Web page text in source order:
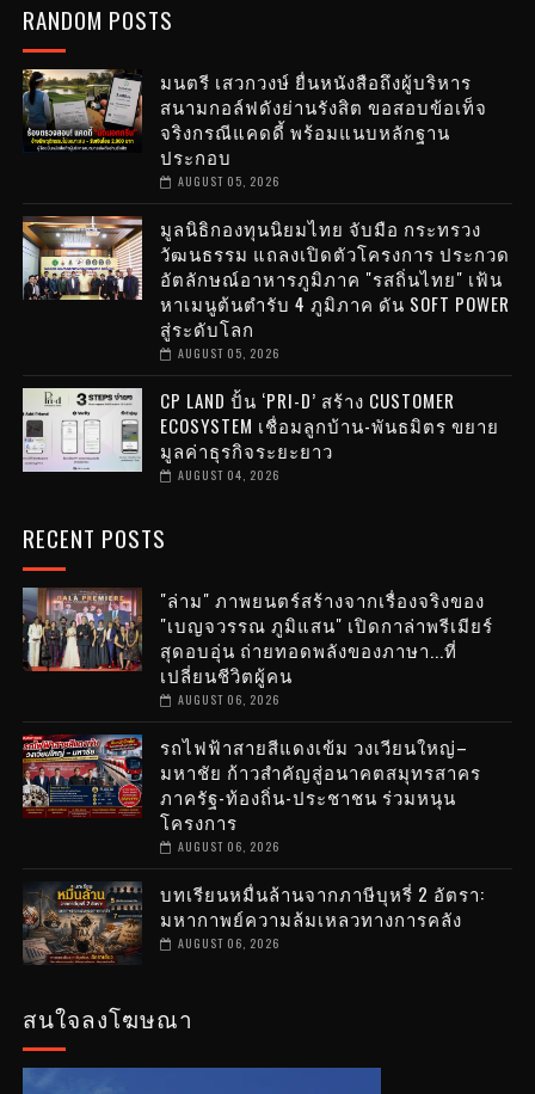
RANDOM POSTS
มนตรี เสวกวงษ์ ยื่นหนังสือถึงผู้บริหาร
สนามกอล์ฟดังย่านรังสิต ขอสอบข้อเท็จ
จริงกรณีแคดดี้ พร้อมแนบหลักฐาน
ประกอบ
AUGUST 05, 2026
มูลนิธิกองทุนนิยมไทย จับมือ กระทรวง
วัฒนธรรม แถลงเปิดตัวโครงการ ประกวด
อัตลักษณ์อาหารภูมิภาค "รสถิ่นไทย" เฟ้น
หาเมนูต้นตำรับ 4 ภูมิภาค ดัน SOFT POWER
สู่ระดับโลก
AUGUST 05, 2026
CP LAND ปั้น ‘PRI-D’ สร้าง CUSTOMER
ECOSYSTEM เชื่อมลูกบ้าน-พันธมิตร ขยาย
มูลค่าธุรกิจระยะยาว
AUGUST 04, 2026
RECENT POSTS
"ล่าม" ภาพยนตร์สร้างจากเรื่องจริงของ
"เบญจวรรณ ภูมิแสน" เปิดกาล่าพรีเมียร์
สุดอบอุ่น ถ่ายทอดพลังของภาษา...ที่
เปลี่ยนชีวิตผู้คน
AUGUST 06, 2026
รถไฟฟ้าสายสีแดงเข้ม วงเวียนใหญ่–
มหาชัย ก้าวสำคัญสู่อนาคตสมุทรสาคร
ภาครัฐ-ท้องถิ่น-ประชาชน ร่วมหนุน
โครงการ
AUGUST 06, 2026
บทเรียนหมื่นล้านจากภาษีบุหรี่ 2 อัตรา:
มหากาพย์ความล้มเหลวทางการคลัง
AUGUST 06, 2026
สนใจลงโฆษณา